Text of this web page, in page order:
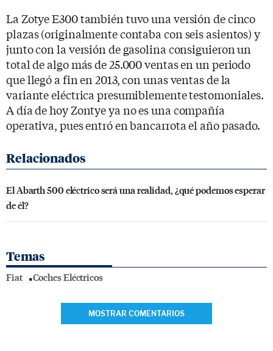
La Zotye E300 también tuvo una versión de cinco
plazas (originalmente contaba con seis asientos) y
junto con la versión de gasolina consiguieron un
total de algo más de 25.000 ventas en un periodo
que llegó a fin en 2013, con unas ventas de la
variante eléctrica presumiblemente testomoniales.
A día de hoy Zontye ya no es una compañía
operativa, pues entró en bancarrota el año pasado.
El Abarth 500 eléctrico será una realidad, ¿qué podemos esperar
de él?
Temas
Fiat Coches Eléctricos
MOSTRAR COMENTARIOS